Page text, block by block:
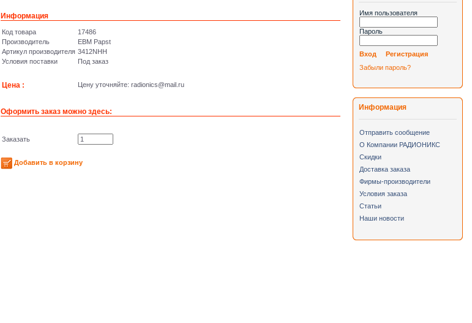
Информация
Код товара
17486
Производитель
EBM Papst
Артикул производителя 3412NHH
Условия поставки
Под заказ
Цена : Цену уточняйте: radioniсs@mail.ru
Оформить заказ можно здесь:
Заказать
Добавить в корзину
Имя пользователя
Пароль
Вход
Регистрация
Забыли пароль?
Информация
Отправить сообщение
О Компании РАДИОНИКС
Скидки
Доставка заказа
Фирмы-производители
Условия заказа
Статьи
Наши новости